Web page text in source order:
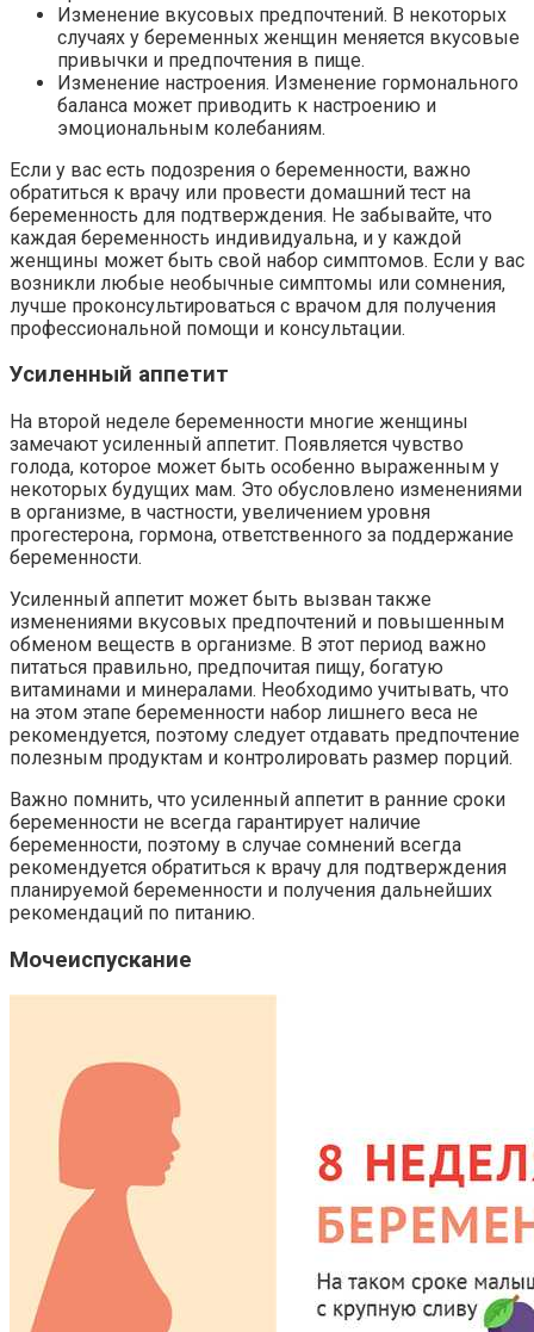
Изменение вкусовых предпочтений. В некоторых
случаях у беременных женщин меняется вкусовые
привычки и предпочтения в пище.
Изменение настроения. Изменение гормонального
баланса может приводить к настроению и
эмоциональным колебаниям.
Если у вас есть подозрения о беременности, важно
обратиться к врачу или провести домашний тест на
беременность для подтверждения. Не забывайте, что
каждая беременность индивидуальна, и у каждой
женщины может быть свой набор симптомов. Если у вас
возникли любые необычные симптомы или сомнения,
лучше проконсультироваться с врачом для получения
профессиональной помощи и консультации.
Усиленный аппетит
На второй неделе беременности многие женщины
замечают усиленный аппетит. Появляется чувство
голода, которое может быть особенно выраженным у
некоторых будущих мам. Это обусловлено изменениями
в организме, в частности, увеличением уровня
прогестерона, гормона, ответственного за поддержание
беременности.
Усиленный аппетит может быть вызван также
изменениями вкусовых предпочтений и повышенным
обменом веществ в организме. В этот период важно
питаться правильно, предпочитая пищу, богатую
витаминами и минералами. Необходимо учитывать, что
на этом этапе беременности набор лишнего веса не
рекомендуется, поэтому следует отдавать предпочтение
полезным продуктам и контролировать размер порций.
Важно помнить, что усиленный аппетит в ранние сроки
беременности не всегда гарантирует наличие
беременности, поэтому в случае сомнений всегда
рекомендуется обратиться к врачу для подтверждения
планируемой беременности и получения дальнейших
рекомендаций по питанию.
Мочеиспускание